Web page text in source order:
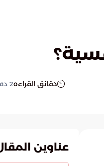
دقائق القراءة2
عناوين